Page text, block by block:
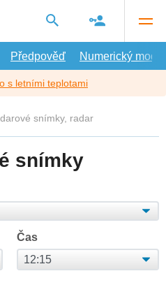
Předpověď Numerický model
s letními teplotami
snímky, radar
snímky
Čas